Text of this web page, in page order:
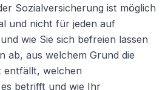
Sozialversicherung ist möglich
und nicht für jeden auf
wie Sie sich befreien lassen
ab, aus welchem Grund die
entfällt, welchen
betrifft und wie Ihr